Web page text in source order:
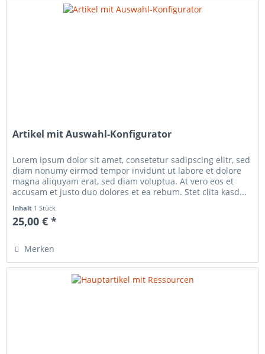
Artikel mit Auswahl-Konfigurator
Lorem ipsum dolor sit amet, consetetur sadipscing elitr, sed
diam nonumy eirmod tempor invidunt ut labore et dolore
magna aliquyam erat, sed diam voluptua. At vero eos et
accusam et justo duo dolores et ea rebum. Stet clita kasd...
Inhalt 1 Stück
25,00 € *
Merken